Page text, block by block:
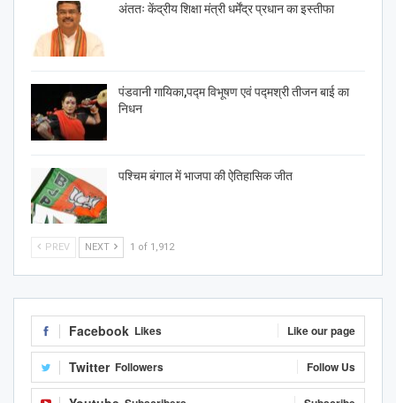
अंततः केंद्रीय शिक्षा मंत्री धर्मेंद्र प्रधान का इस्तीफा
पंडवानी गायिका,पद्म विभूषण एवं पद्मश्री तीजन बाई का
निधन
पश्चिम बंगाल में भाजपा की ऐतिहासिक जीत
PREV NEXT 1 of 1,912
Facebook Likes Like our page
Twitter Followers Follow Us